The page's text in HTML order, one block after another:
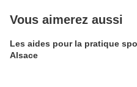
Vous aimerez aussi
Les aides pour la pratique
Alsace